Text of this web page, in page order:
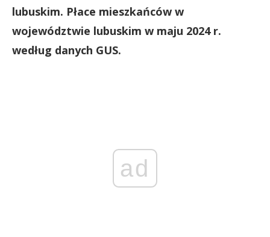
lubuskim. Płace mieszkańców w
województwie lubuskim w maju 2024 r.
według danych GUS.
ad